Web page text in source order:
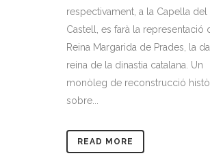
respectivament, a la Capella del
Castell, es farà la representació
Reina Margarida de Prades, la
reina de la dinastia catalana. Un
monòleg de reconstrucció
sobre...
READ MORE